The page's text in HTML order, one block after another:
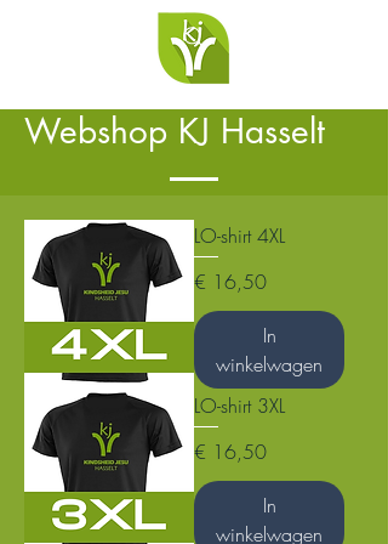
Webshop KJ Hasselt
LO-shirt 4XL
Prijs
€ 16,50
In
winkelwagen
LO-shirt 3XL
Prijs
€ 16,50
In
winkelwagen